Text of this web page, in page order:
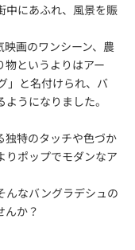
中にあふれ、風景を賑
画のワンシーン、農
というよりはアー
」と名付けられ、バ
うになりました。
独特のタッチや色づか
りポップでモダンなア
んなバングラデシュの
んか？